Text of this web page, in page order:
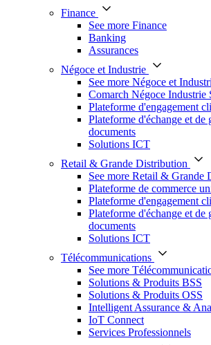
Finance
See more Finance
Banking
Assurances
Négoce et Industrie
See more Négoce et
Comarch Négoce Industrie
Plateforme d'engagement
Plateforme d'échange et de
documents
Solutions ICT
Retail & Grande Distribution
See more Retail & Grande
Plateforme de commerce
Plateforme d'engagement
Plateforme d'échange et de
documents
Solutions ICT
Télécommunications
See more
Solutions & Produits BSS
Solutions & Produits OSS
Intelligent Assurance &
IoT Connect
Services Professionnels